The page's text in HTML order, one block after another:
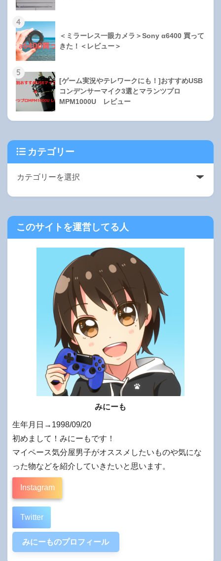
4
＜ミラーレス一眼カメラ＞Sony α6400 買って
きた！＜レビュー＞
5
[ゲーム実況やテレワークにも！]おすすめUSB
コンデンサーマイク3選とマランツプロ
MPM1000U レビュー
カテゴリー
このサイトを運営してる人
みにーも
生年月日→1998/09/20
初めまして！みにーもです！
マイペース気分屋男子がオススメしたいものや気にな
った物などを紹介していきたいと思います。
Instagram
Twitter
みにーものプロフィール